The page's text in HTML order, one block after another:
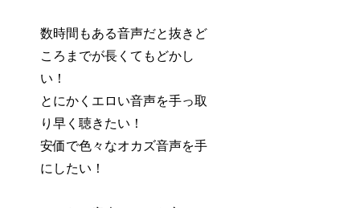
数時間もある音声だと抜きど
ころまでが長くてもどかし
い！
とにかくエロい音声を手っ取
り早く聴きたい！
安価で色々なオカズ音声を手
にしたい！